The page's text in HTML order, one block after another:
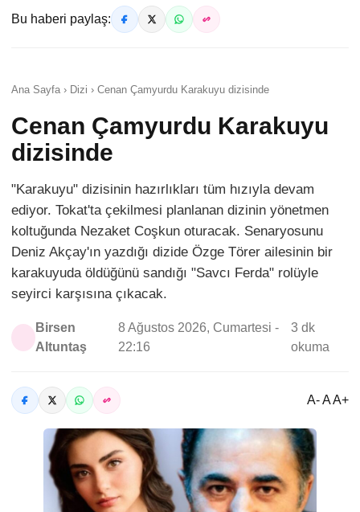
Bu haberi paylaş:
Ana Sayfa › Dizi › Cenan Çamyurdu Karakuyu dizisinde
Cenan Çamyurdu Karakuyu
dizisinde
"Karakuyu" dizisinin hazırlıkları tüm hızıyla devam
ediyor. Tokat'ta çekilmesi planlanan dizinin yönetmen
koltuğunda Nezaket Coşkun oturacak. Senaryosunu
Deniz Akçay'ın yazdığı dizide Özge Törer ailesinin bir
karakuyuda öldüğünü sandığı "Savcı Ferda" rolüyle
seyirci karşısına çıkacak.
Birsen
Altuntaş
8 Ağustos 2026, Cumartesi -
22:16
3 dk
okuma
A- A A+